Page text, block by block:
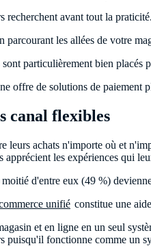
recherchent avant tout la praticité.
parcourant les allées de votre
particulièrement bien placés
offre de solutions de paiement
canal flexibles
leurs achats n'importe où et
apprécient les expériences qui
d'entre eux (49 %)
unifié constitue une
et en ligne en un seul
puisqu'il fonctionne comme un